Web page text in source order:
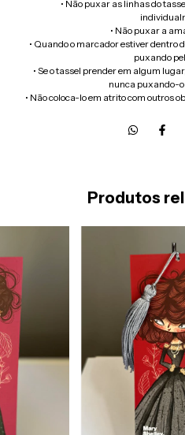
• Não puxar as linhas do
• Não puxar a
• Quando o marcador estiver dentro
puxando
• Se o tassel prender em algum
nunca puxando-
• Não coloca-lo em atrito com outros
Produtos